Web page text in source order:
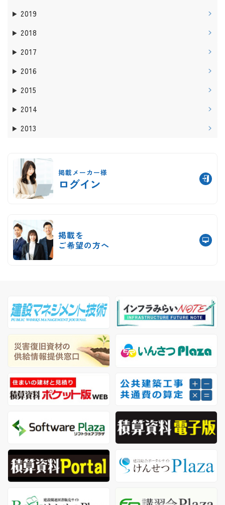
2019
2018
2017
2016
2015
2014
2013
掲載メーカー様
ログイン
掲載を
ご希望の方へ